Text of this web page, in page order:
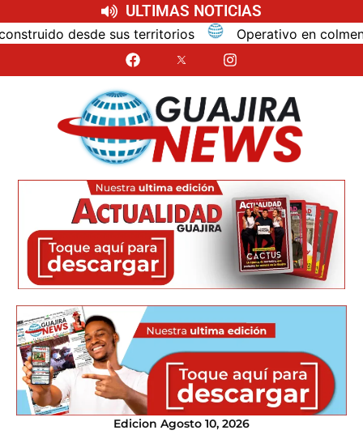
ULTIMAS NOTICIAS
desde sus territorios Operativo en colmenas
Edicion Agosto 10, 2026